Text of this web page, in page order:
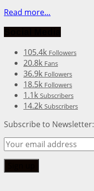
Read more…
105.4k Followers
20.8k Fans
36.9k Followers
18.5k Followers
1.1k Subscribers
14.2k Subscribers
Subscribe to Newsletter: